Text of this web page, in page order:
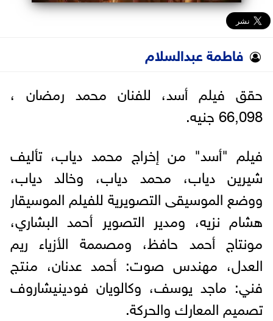
فاطمة عبدالسلام
حقق فيلم أسد، للفنان محمد رمضان ،
66,098 جنيه.
فيلم "أسد" من إخراج محمد دياب، تأليف
شيرين دياب، محمد دياب، وخالد دياب،
ووضع الموسيقى التصويرية للفيلم الموسيقار
هشام نزيه، ومدير التصوير أحمد البشاري،
مونتاج أحمد حافظ، ومصممة الأزياء ريم
العدل، مهندس صوت: أحمد عدنان، منتج
فني: ماجد يوسف، وكالويان فودينيشاروف
تصميم المعارك والحركة.